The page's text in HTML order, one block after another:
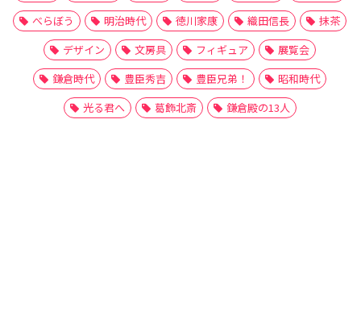
べらぼう
明治時代 徳川家康 織田信長
抹茶
デザイン
文房具 フィギュア
展覧会
鎌倉時代
豊臣秀吉 豊臣兄弟！
昭和時代
光る君へ
葛飾北斎 鎌倉殿の13人